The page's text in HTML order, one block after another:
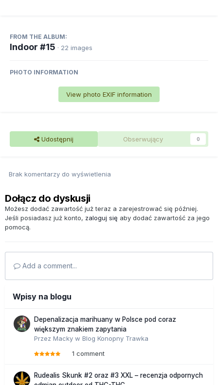
FROM THE ALBUM:
Indoor #15 · 22 images
PHOTO INFORMATION
View photo EXIF information
Udostępnij Obserwujący 0
Brak komentarzy do wyświetlenia
Dołącz do dyskusji
Możesz dodać zawartość już teraz a zarejestrować się później.
Jeśli posiadasz już konto, zaloguj się aby dodać zawartość za jego
pomocą.
Add a comment...
Wpisy na blogu
Depenalizacja marihuany w Polsce pod coraz
większym znakiem zapytania
Przez Macky w Blog Konopny Trawka
1 comment
Rudealis Skunk #2 oraz #3 XXL – recenzja odpornych